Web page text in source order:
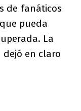
de fanáticos
pueda
La
dejó en claro